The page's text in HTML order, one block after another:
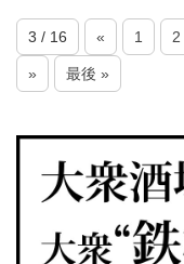
3 / 16 « 1 2
» 最後 »